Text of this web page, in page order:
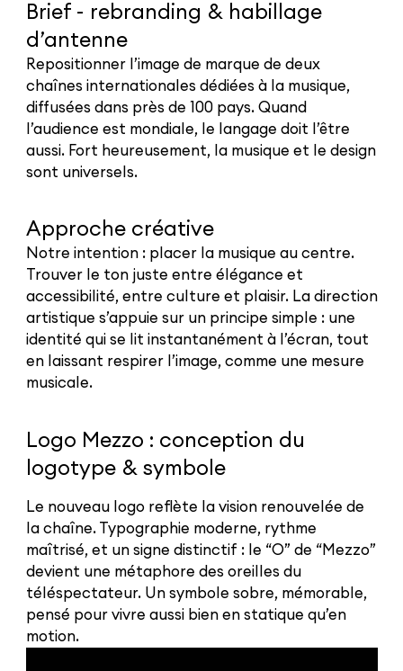
Brief - rebranding & habillage
d’antenne
Repositionner l’image de marque de deux
chaînes internationales dédiées à la musique,
diffusées dans près de 100 pays. Quand
l’audience est mondiale, le langage doit l’être
aussi. Fort heureusement, la musique et le design
sont universels.
Approche créative
Notre intention : placer la musique au centre.
Trouver le ton juste entre élégance et
accessibilité, entre culture et plaisir. La direction
artistique s’appuie sur un principe simple : une
identité qui se lit instantanément à l’écran, tout
en laissant respirer l’image, comme une mesure
musicale.
Logo Mezzo : conception du
logotype & symbole
Le nouveau logo reflète la vision renouvelée de
la chaîne. Typographie moderne, rythme
maîtrisé, et un signe distinctif : le “O” de “Mezzo”
devient une métaphore des oreilles du
téléspectateur. Un symbole sobre, mémorable,
pensé pour vivre aussi bien en statique qu’en
motion.